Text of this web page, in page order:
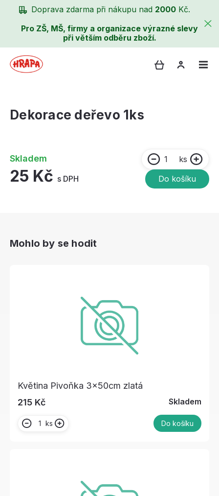
Doprava zdarma při nákupu nad 2000 Kč.
Pro ZŠ, MŠ, firmy a organizace výrazné slevy
při větším odběru zboží.
Dekorace deřevo 1ks
Skladem
25 Kč s DPH
ks
Do košíku
Mohlo by se hodit
Květina Pivoňka 3x50cm zlatá
215 Kč
Skladem
ks Do košíku